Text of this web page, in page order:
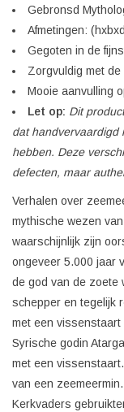
Gebronsd
Afmetingen:
Gegoten in de
Zorgvuldig met
Mooie aanvulling
Let op: Dit
dat handvervaardigd
hebben. Deze
defecten, maar
Verhalen over
mythische wezen
waarschijnlijk zijn
ongeveer 5.000 jaar
de god van de zoete
schepper en tegelijk
met een vissenstaart
Syrische godin
met een
van een zeemeermin.
Kerkvaders